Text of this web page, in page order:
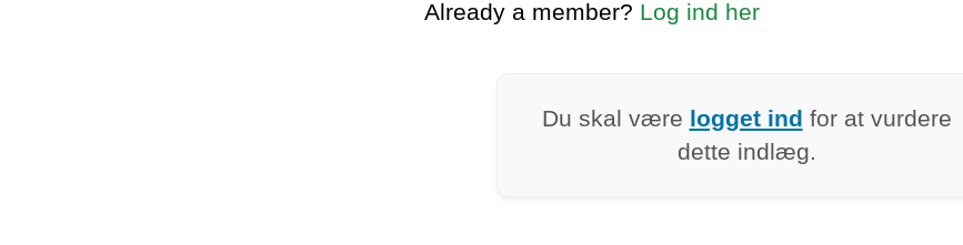
Already a member? Log ind her
Du skal være logget ind for at vurdere
dette indlæg.